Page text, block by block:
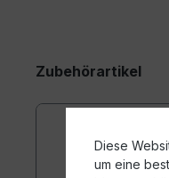
Zubehörartikel
Diese
um eine